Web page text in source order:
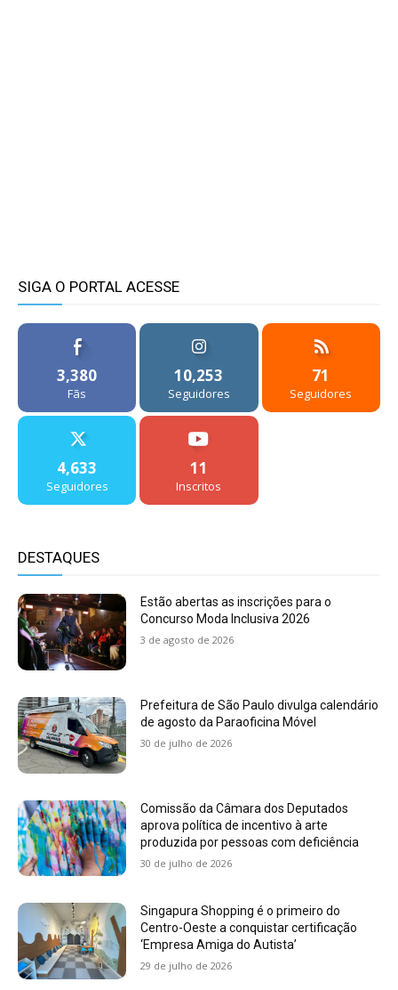
SIGA O PORTAL ACESSE
3,380
Fãs
10,253
Seguidores
71
Seguidores
4,633
Seguidores
11
Inscritos
DESTAQUES
Estão abertas as inscrições para o
Concurso Moda Inclusiva 2026
3 de agosto de 2026
Prefeitura de São Paulo divulga calendário
de agosto da Paraoficina Móvel
30 de julho de 2026
Comissão da Câmara dos Deputados
aprova política de incentivo à arte
produzida por pessoas com deficiência
30 de julho de 2026
Singapura Shopping é o primeiro do
Centro-Oeste a conquistar certificação
‘Empresa Amiga do Autista’
29 de julho de 2026